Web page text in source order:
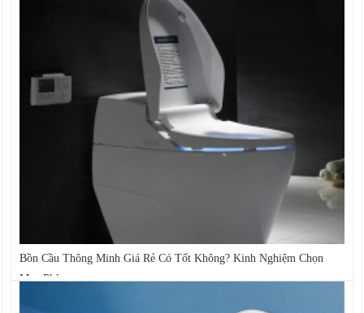
Bồn Cầu Thông Minh Giá Rẻ Có Tốt Không? Kinh Nghiệm Chọn
Mua Phù...